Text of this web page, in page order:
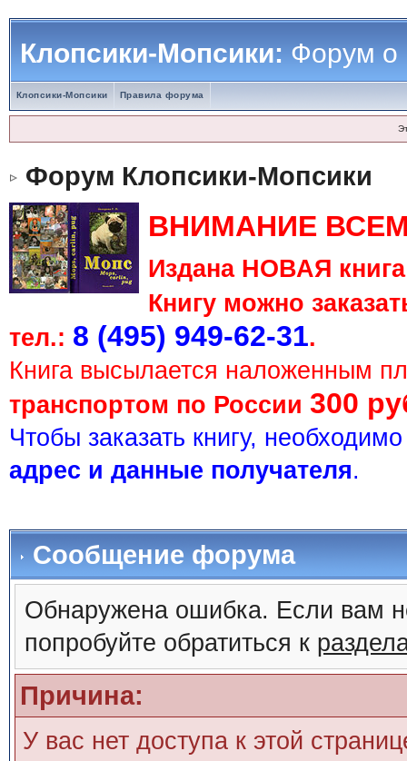
Клопсики-Мопсики:Форум о
Клопсики-Мопсики Правила форума
Форум Клопсики-Мопсики
ВНИМАНИЕ
Издана НОВАЯ
Книгу можно
тел.: 8 (495) 949-62-31.
Книга высылается наложенным
транспортом по России 300
Чтобы заказать книгу,
адрес и данные получателя.
Сообщение форума
Обнаружена ошибка. Если вам
попробуйте обратиться к
Причина:
У вас нет доступа к этой